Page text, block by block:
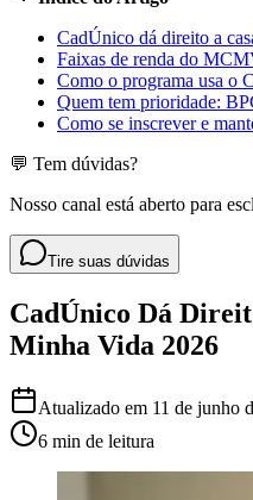
CadÚnico dá direito a
Faixas de renda do
Como o programa usa o
Quem tem prioridade:
Como se inscrever e
💬 Tem dúvidas?
Nosso canal está aberto para
Tire suas dúvidas
CadÚnico Dá
Minha Vida 2026
Atualizado em 11 de junho
6 min de leitura